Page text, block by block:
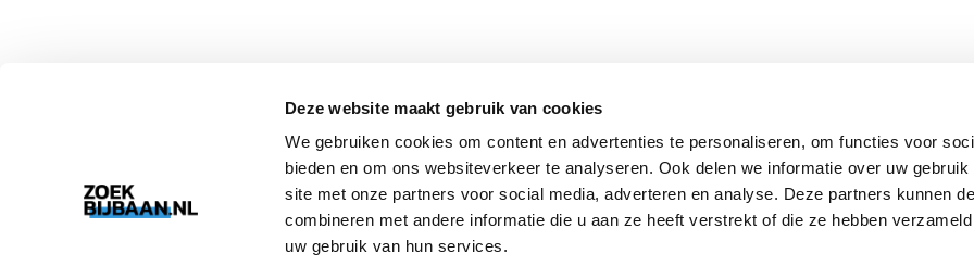
Deze website maakt gebruik van cookies
We gebruiken cookies om content en advertenties te personaliseren, om functies voor
bieden en om ons websiteverkeer te analyseren. Ook delen we informatie over uw gebruik
site met onze partners voor social media, adverteren en analyse. Deze partners kunnen
combineren met andere informatie die u aan ze heeft verstrekt of die ze hebben
uw gebruik van hun services.